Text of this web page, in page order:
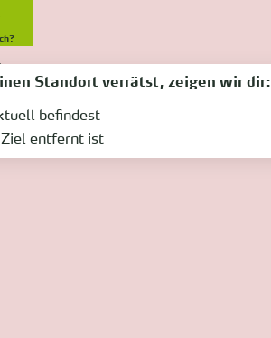
Standort verrätst, zeigen wir dir:
befindest
entfernt ist